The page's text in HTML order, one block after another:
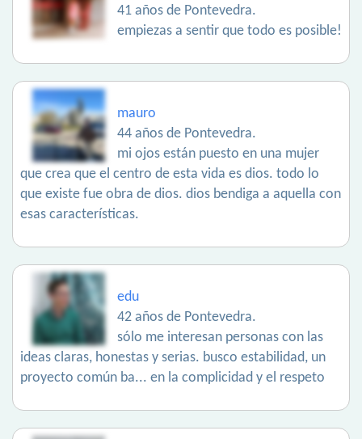
41 años de Pontevedra.
empiezas a sentir que todo es posible!
mauro
44 años de Pontevedra.
mi ojos están puesto en una mujer
que crea que el centro de esta vida es dios. todo lo
que existe fue obra de dios. dios bendiga a aquella con
esas características.
edu
42 años de Pontevedra.
sólo me interesan personas con las
ideas claras, honestas y serias. busco estabilidad, un
proyecto común ba... en la complicidad y el respeto